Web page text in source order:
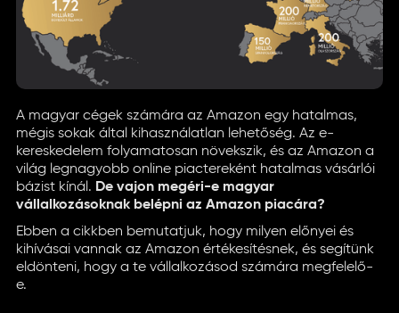
A magyar cégek számára az Amazon egy hatalmas,
mégis sokak által kihasználatlan lehetőség. Az e-
kereskedelem folyamatosan növekszik, és az Amazon a
világ legnagyobb online piactereként hatalmas vásárlói
bázist kínál. De vajon megéri-e magyar
vállalkozásoknak belépni az Amazon piacára?
Ebben a cikkben bemutatjuk, hogy milyen előnyei és
kihívásai vannak az Amazon értékesítésnek, és segítünk
eldönteni, hogy a te vállalkozásod számára megfelelő-
e.